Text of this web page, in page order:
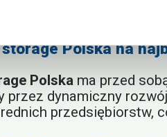
Polska na
Polska ma przed
przez dynamiczny
przedsiębiorstw,